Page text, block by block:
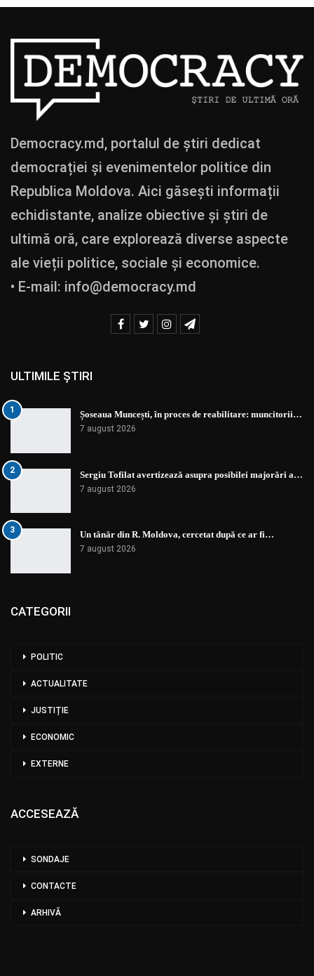
Democracy.md, portalul de știri dedicat
democrației și evenimentelor politice din
Republica Moldova. Aici găsești informații
echidistante, analize obiective și știri de
ultimă oră, care explorează diverse aspecte
ale vieții politice, sociale și economice.
• E-mail: info@democracy.md
ULTIMILE ȘTIRI
1 Șoseaua Muncești, în proces de reabilitare: muncitorii…
7 august 2026
2 Sergiu Tofilat avertizează asupra posibilei majorări a…
7 august 2026
3 Un tânăr din R. Moldova, cercetat după ce ar fi…
7 august 2026
CATEGORII
POLITIC
ACTUALITATE
JUSTIȚIE
ECONOMIC
EXTERNE
ACCESEAZĂ
SONDAJE
CONTACTE
ARHIVĂ